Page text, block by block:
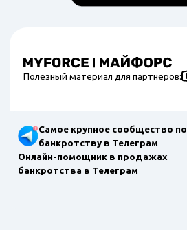
Полезный материал для партнеров:
Самое крупное сообщество по
банкротству в Телеграм
Онлайн-помощник в продажах
банкротства в Телеграм